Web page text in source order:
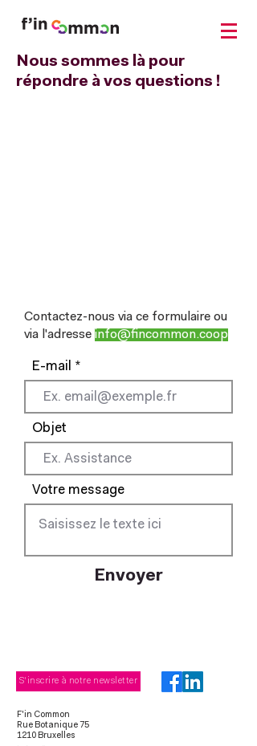
Nous sommes là pour
répondre à vos questions !
Contactez-nous via ce formulaire ou
via l'adresse info@fincommon.coop
E-mail
Objet
Votre message
Envoyer
S'inscrire à notre newsletter
F'in Common
Rue Botanique 75
1210 Bruxelles